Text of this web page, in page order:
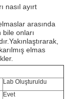
nasıl ayırt
arasında
onları
elmas
Lab Oluşturuldu
Evet